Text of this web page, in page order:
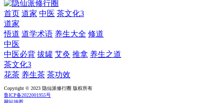
首页 道家 中医 茶文化3
道家
悟道 道学术语 养生大全 修道
中医
中医必背 拔罐 艾灸 推拿 养生之道
茶文化3
花茶 养生茶 茶功效
Copyright © 2023 隐仙派修行圈 版权所有
鲁ICP备2022001955号
网站地图